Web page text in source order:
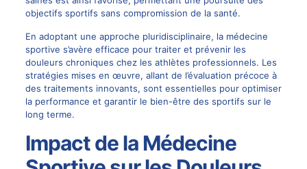
objectifs sportifs sans compromission de la santé.
En adoptant une approche pluridisciplinaire, la médecine
sportive s’avère efficace pour traiter et prévenir les
douleurs chroniques chez les athlètes professionnels. Les
stratégies mises en œuvre, allant de l’évaluation précoce à
des traitements innovants, sont essentielles pour optimiser
la performance et garantir le bien-être des sportifs sur le
long terme.
Impact de la Médecine